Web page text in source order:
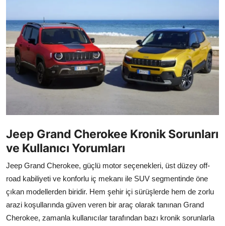
Bakım & Arıza Çözümleri
Elektrikli & Hibrit
Kiralama & Filo
Sürüş & Güvenlik
LPG & Yakıt
Elektrik & Akü
Klima & Konfor
Aydınlatma & Görüş
Jeep Grand Cherokee Kronik Sorunları
ve Kullanıcı Yorumları
Jeep Grand Cherokee, güçlü motor seçenekleri, üst düzey off-
road kabiliyeti ve konforlu iç mekanı ile SUV segmentinde öne
çıkan modellerden biridir. Hem şehir içi sürüşlerde hem de zorlu
arazi koşullarında güven veren bir araç olarak tanınan Grand
Cherokee, zamanla kullanıcılar tarafından bazı kronik sorunlarla